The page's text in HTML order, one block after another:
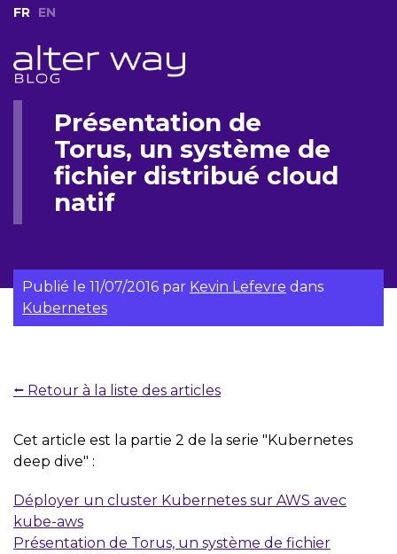
FR EN
Présentation de
Torus, un système de
fichier distribué cloud
natif
Publié le 11/07/2016 par Kevin Lefevre dans
Kubernetes
⭠ Retour à la liste des articles
Cet article est la partie 2 de la serie "Kubernetes
deep dive" :
Déployer un cluster Kubernetes sur AWS avec
kube-aws
Présentation de Torus, un système de fichier